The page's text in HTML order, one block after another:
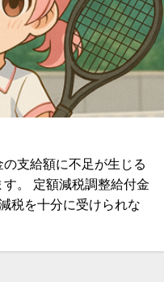
支給額に不足が生じる
。 定額減税調整給付金
税を十分に受けられな